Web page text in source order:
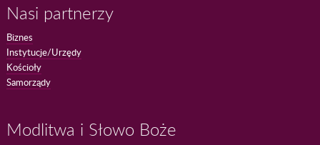
Nasi partnerzy
Biznes
Instytucje/Urzędy
Kościoły
Samorządy
Modlitwa i Słowo Boże